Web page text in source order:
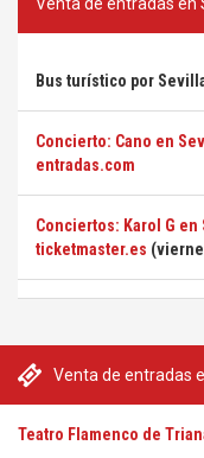
Venta de entradas
Teatro Flamenco de
Bus turístico por
Concierto: Cano en
entradas.com
Conciertos: Karol G en
ticketmaster.es